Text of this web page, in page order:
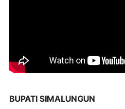
BUPATI SIMALUNGUN